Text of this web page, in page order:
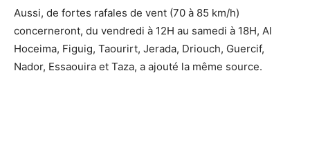
Aussi, de fortes rafales de vent (70 à 85 km/h)
concerneront, du vendredi à 12H au samedi à 18H, Al
Hoceima, Figuig, Taourirt, Jerada, Driouch, Guercif,
Nador, Essaouira et Taza, a ajouté la même source.